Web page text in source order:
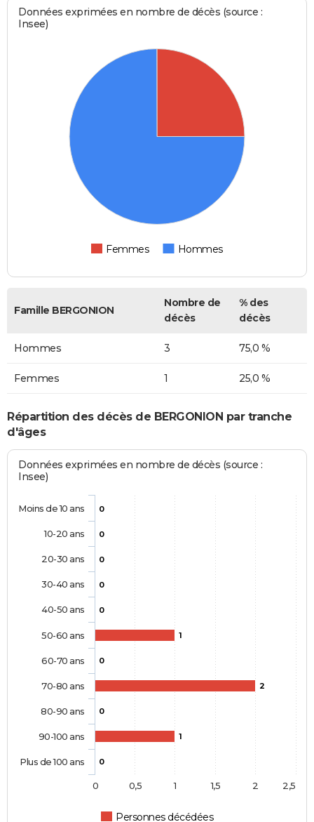
Données exprimées en nombre de décès (source :
Insee)
Femmes Hommes
Famille BERGONION
Nombre de
décès
% des
décès
Hommes 3 75,0 %
Femmes 1 25,0 %
Répartition des décès de BERGONION par tranche
d'âges
Données exprimées en nombre de décès (source :
Insee)
0
0
0
0
0
1
0
2
0
1
0
Personnes décédées
Moins de 10 ans
10-20 ans
20-30 ans
30-40 ans
40-50 ans
50-60 ans
60-70 ans
70-80 ans
80-90 ans
90-100 ans
Plus de 100 ans
0 0,5 1 1,5 2 2,5